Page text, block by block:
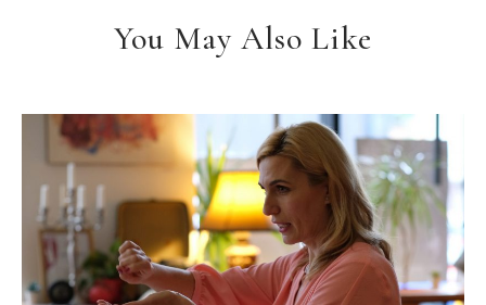
You May Also Like